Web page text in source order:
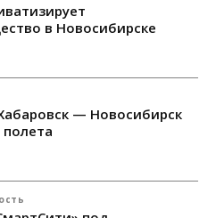
в Новосибирске
— Новосибирск